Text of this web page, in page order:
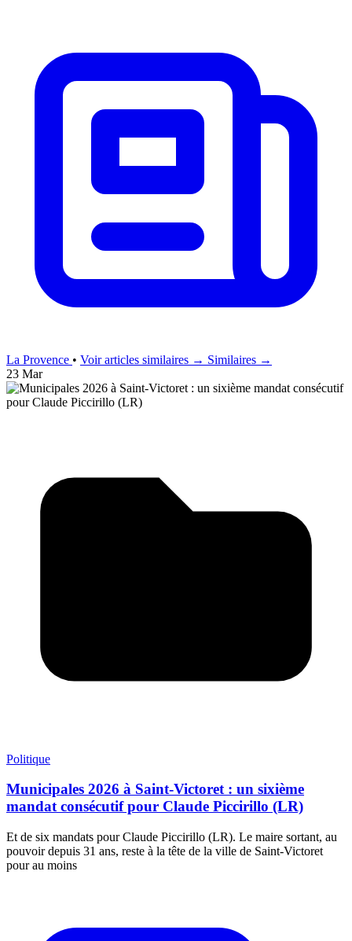
La Provence • Voir articles similaires → Similaires →
23 Mar
Politique
Municipales 2026 à Saint-Victoret : un sixième
mandat consécutif pour Claude Piccirillo (LR)
Et de six mandats pour Claude Piccirillo (LR). Le maire sortant, au
pouvoir depuis 31 ans, reste à la tête de la ville de Saint-Victoret
pour au moins